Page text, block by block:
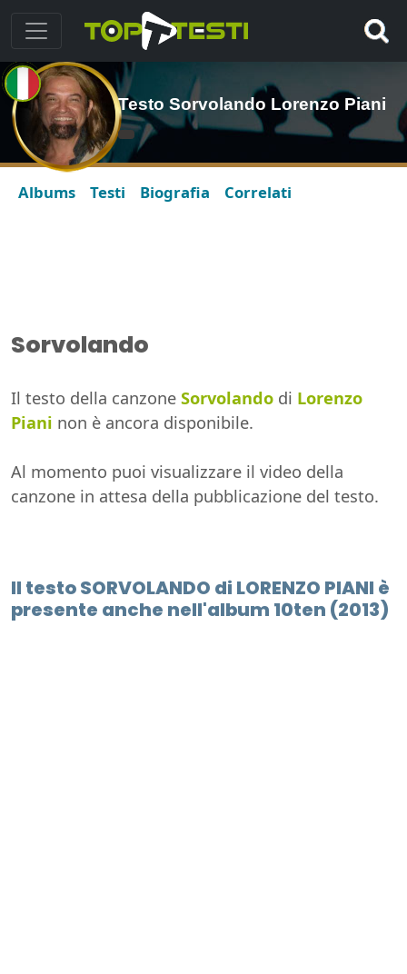
Testo Sorvolando Lorenzo Piani
Albums Testi Biografia Correlati
Sorvolando
Il testo della canzone Sorvolando di Lorenzo
Piani non è ancora disponibile.
Al momento puoi visualizzare il video della
canzone in attesa della pubblicazione del testo.
Il testo SORVOLANDO di LORENZO PIANI è
presente anche nell'album 10ten (2013)